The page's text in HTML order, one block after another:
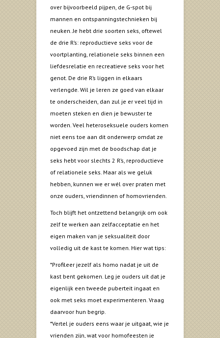
over bijvoorbeeld pijpen, de G-spot bij
mannen en ontspanningstechnieken bij
neuken. Je hebt drie soorten seks, oftewel
de drie R’s: reproductieve seks voor de
voortplanting, relationele seks binnen een
liefdesrelatie en recreatieve seks voor het
genot. De drie R’s liggen in elkaars
verlengde. Wil je leren ze goed van elkaar
te onderscheiden, dan zul je er veel tijd in
moeten steken en dien je bewuster te
worden. Veel heteroseksuele ouders komen
niet eens toe aan dit onderwerp omdat ze
opgevoed zijn met de boodschap dat je
seks hebt voor slechts 2 R’s, reproductieve
of relationele seks. Maar als we geluk
hebben, kunnen we er wél over praten met
onze ouders, vriendinnen of homovrienden.
Toch blijft het ontzettend belangrijk om ook
zelf te werken aan zelfacceptatie en het
eigen maken van je seksualiteit door
volledig uit de kast te komen. Hier wat tips:
*Profileer jezelf als homo nadat je uit de
kast bent gekomen. Leg je ouders uit dat je
eigenlijk een tweede puberteit ingaat en
ook met seks moet experimenteren. Vraag
daarvoor hun begrip.
*Vertel je ouders eens waar je uitgaat, wie je
vrienden zijn, wat voor homofeesten je